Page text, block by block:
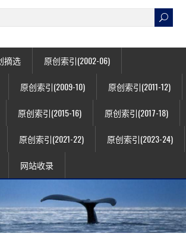
摘选 原创索引(2002-06)
原创索引(2009-10) 原创索引(2011-12)
原创索引(2015-16) 原创索引(2017-18)
原创索引(2021-22) 原创索引(2023-24)
网站收录